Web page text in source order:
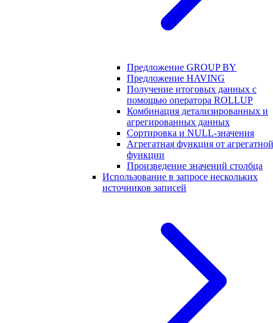
Предложение GROUP BY
Предложение HAVING
Получение итоговых данных с
помощью оператора ROLLUP
Комбинация детализированных и
агрегированных данных
Сортировка и NULL-значения
Агрегатная функция от агрегатной
функции
Произведение значений столбца
Использование в запросе нескольких
источников записей